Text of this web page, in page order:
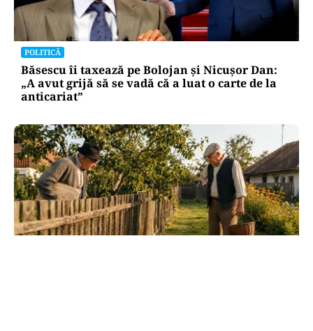
POLITICĂ
Băsescu îi taxează pe Bolojan și Nicușor Dan:
„A avut grijă să se vadă că a luat o carte de la
anticariat”